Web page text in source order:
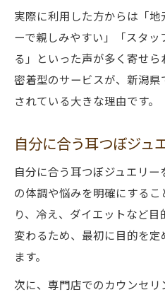
実際に利用した方からは「
ーで親しみやすい」「スタ
る」といった声が多く寄せ
密着型のサービスが、新潟
されている大きな理由です。
自分に合う耳つぼジュ
自分に合う耳つぼジュエリ
の体調や悩みを明確にするこ
り、冷え、ダイエットなど
変わるため、最初に目的を
ます。
次に、専門店でのカウンセ